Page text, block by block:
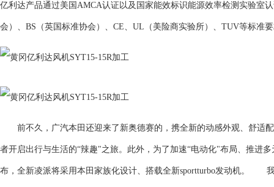
亿利达产品通过美国AMCA认证以及国家能效标识能源效率检测实验室
会）、BS（英国标准协会）、CE、UL（美险商实验所）、TUV等标准
前不久，广汽本田还迎来了新奥德赛的，携全新的动感外观、舒适
者开启出行与生活的“辣趣"之旅。此外，为了加速“电动化"布局、推进
布，全新凌派将采用本田家族化设计、搭载全新sportturbo发动机。